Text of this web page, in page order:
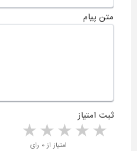
متن پیام
ثبت امتیاز
4 stars 3 stars 2 stars 1 star امتیاز از ۰ رای